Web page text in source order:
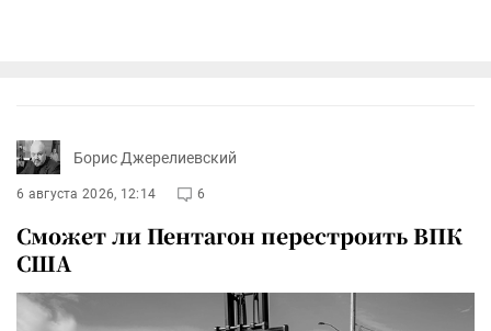
Борис Джерелиевский
6 августа 2026, 12:14 6
Сможет ли Пентагон перестроить ВПК
США